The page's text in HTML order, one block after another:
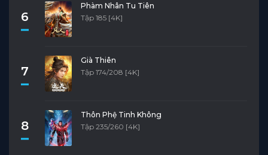
6
Phàm Nhân Tu Tiên
Tập 185 [4K]
7
Già Thiên
Tập 174/208 [4K]
8
Thôn Phệ Tinh Không
Tập 235/260 [4K]